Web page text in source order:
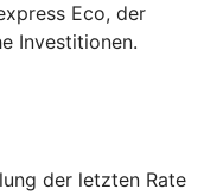
Eco, der
Investitionen.
der letzten Rate